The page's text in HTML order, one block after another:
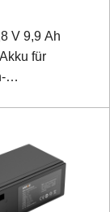
V 9,9 Ah
für